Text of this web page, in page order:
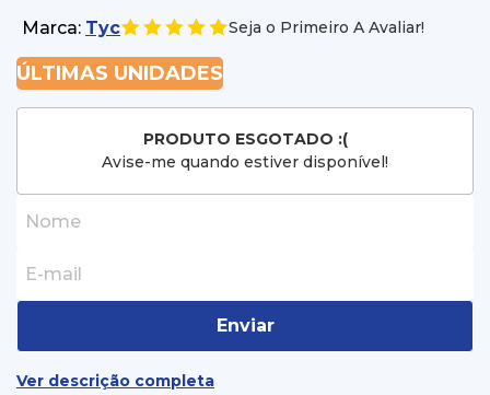
Marca: Tyc Seja o Primeiro A Avaliar!
ÚLTIMAS UNIDADES
PRODUTO ESGOTADO :(
Avise-me quando estiver disponível!
Enviar
Ver descrição completa